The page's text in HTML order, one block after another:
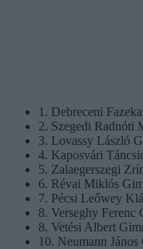
1. Debreceni
2. Szegedi Radnóti
3. Lovassy László
4. Kaposvári
5. Zalaegerszegi
6. Révai Miklós
7. Pécsi Leőwey
8. Verseghy Ferenc
8. Vetési Albert
10. Neumann